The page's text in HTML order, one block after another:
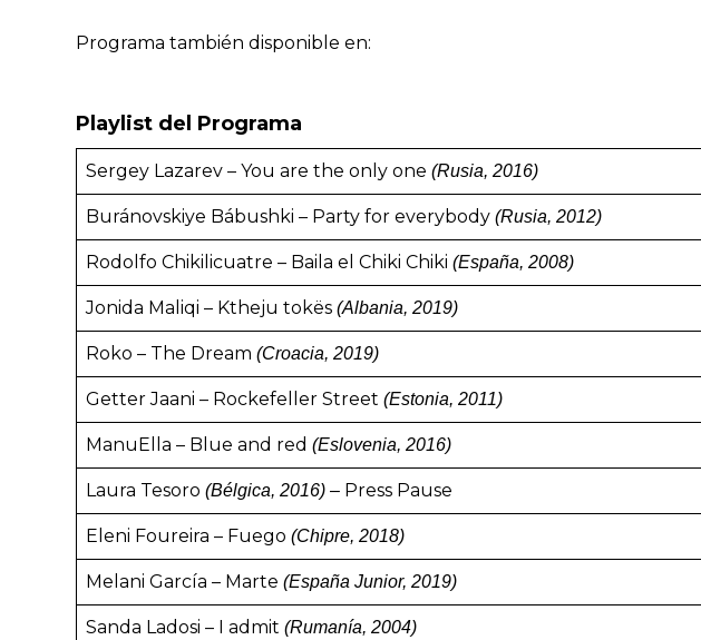
Programa también disponible en:
Playlist del Programa
Sergey Lazarev – You are the only one (Rusia, 2016)
Buránovskiye Bábushki – Party for everybody (Rusia, 2012)
Rodolfo Chikilicuatre – Baila el Chiki Chiki (España, 2008)
Jonida Maliqi – Ktheju tokës (Albania, 2019)
Roko – The Dream (Croacia, 2019)
Getter Jaani – Rockefeller Street (Estonia, 2011)
ManuElla – Blue and red (Eslovenia, 2016)
Laura Tesoro (Bélgica, 2016) – Press Pause
Eleni Foureira – Fuego (Chipre, 2018)
Melani García – Marte (España Junior, 2019)
Sanda Ladosi – I admit (Rumanía, 2004)